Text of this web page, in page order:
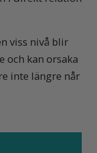
viss nivå blir
och kan orsaka
inte längre når